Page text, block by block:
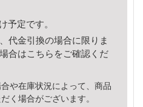
予定です。
代金引換の場合に限りま
合はこちら をご確認くだ
や在庫状況によって、商品
く場合がございます。